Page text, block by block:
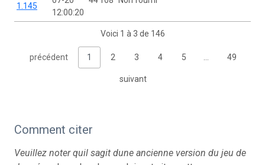
1.145
12:00:20
Voici 1 à 3 de 146
précédent 1 2 3 4 5 49
suivant
Comment citer
Veuillez noter quil sagit dune ancienne version du jeu de